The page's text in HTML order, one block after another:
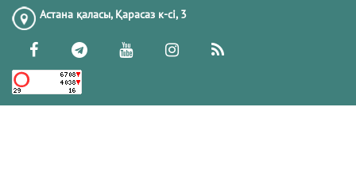
Астана қаласы, Қарасаз к-сi, 3